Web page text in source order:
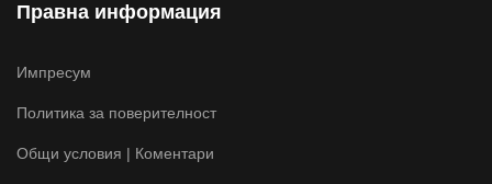
Правна информация
Импресум
Политика за поверителност
Общи условия | Коментари